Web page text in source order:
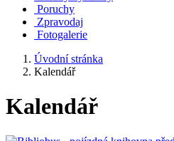
Poruchy
Zpravodaj
Fotogalerie
Úvodní stránka
Kalendář
Kalendář